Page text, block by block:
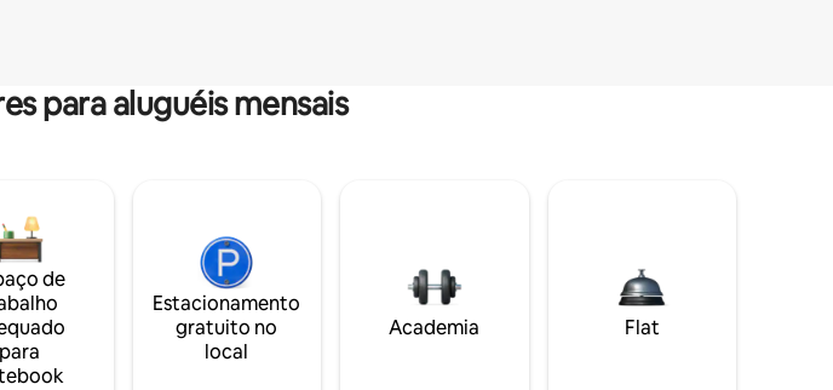
para aluguéis mensais
de
para
Estacionamento
gratuito no
local
Academia Flat